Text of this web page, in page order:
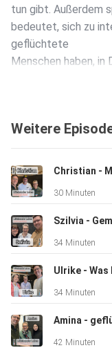
tun gibt. Außerdem
bedeutet, sich zu
geflüchtete
Menschen haben, in
melden
Weitere
des
Arbeitskreises unter
Weitere
30 Minuten
Szilvia -
34 Minuten
34 Minuten
Amina -
42 Minuten